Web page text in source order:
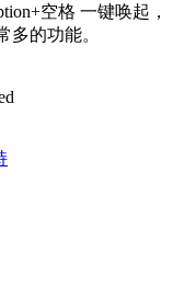
空格 一键唤起，
多的功能。